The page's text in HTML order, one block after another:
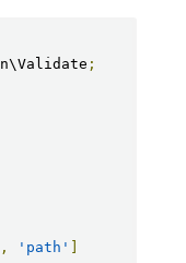
;
, 'path' ]